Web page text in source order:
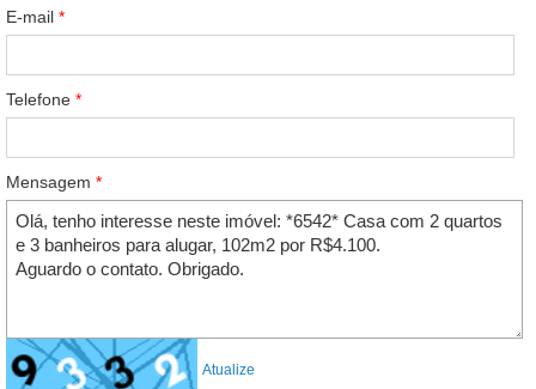
E-mail *
Telefone *
Mensagem *
Atualize